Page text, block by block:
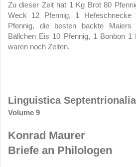
Zu dieser Zeit hat 1 Kg Brot 80
Weck 12 Pfennig, 1
Pfennig, die besten backte Maiers
Bällchen Eis 10 Pfennig, 1 Bonbon 1
waren noch Zeiten.
Linguistica Septentrionalia
Volume 9
Konrad Maurer
Briefe an Philologen